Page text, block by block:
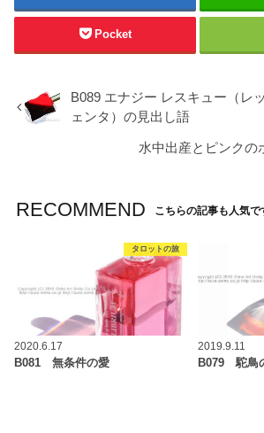
Pocket
B089 エナジー レスキュー（レ
ェンタ）の見出し語
水中出産とピンクの
RECOMMEND こちらの記事も人気で
タロットの旅
2020.6.17
B081 無条件の愛
2019.9.11
B079 駝鳥